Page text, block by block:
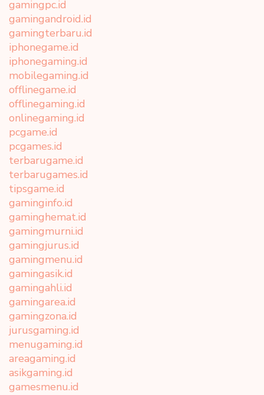
gamingpc.id
gamingandroid.id
gamingterbaru.id
iphonegame.id
iphonegaming.id
mobilegaming.id
offlinegame.id
offlinegaming.id
onlinegaming.id
pcgame.id
pcgames.id
terbarugame.id
terbarugames.id
tipsgame.id
gaminginfo.id
gaminghemat.id
gamingmurni.id
gamingjurus.id
gamingmenu.id
gamingasik.id
gamingahli.id
gamingarea.id
gamingzona.id
jurusgaming.id
menugaming.id
areagaming.id
asikgaming.id
gamesmenu.id